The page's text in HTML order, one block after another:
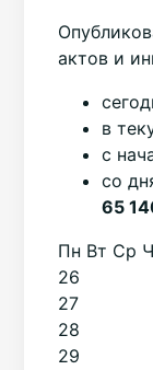
актов и
в
с
со
65
Пн Вт Ср
26
27
28
29